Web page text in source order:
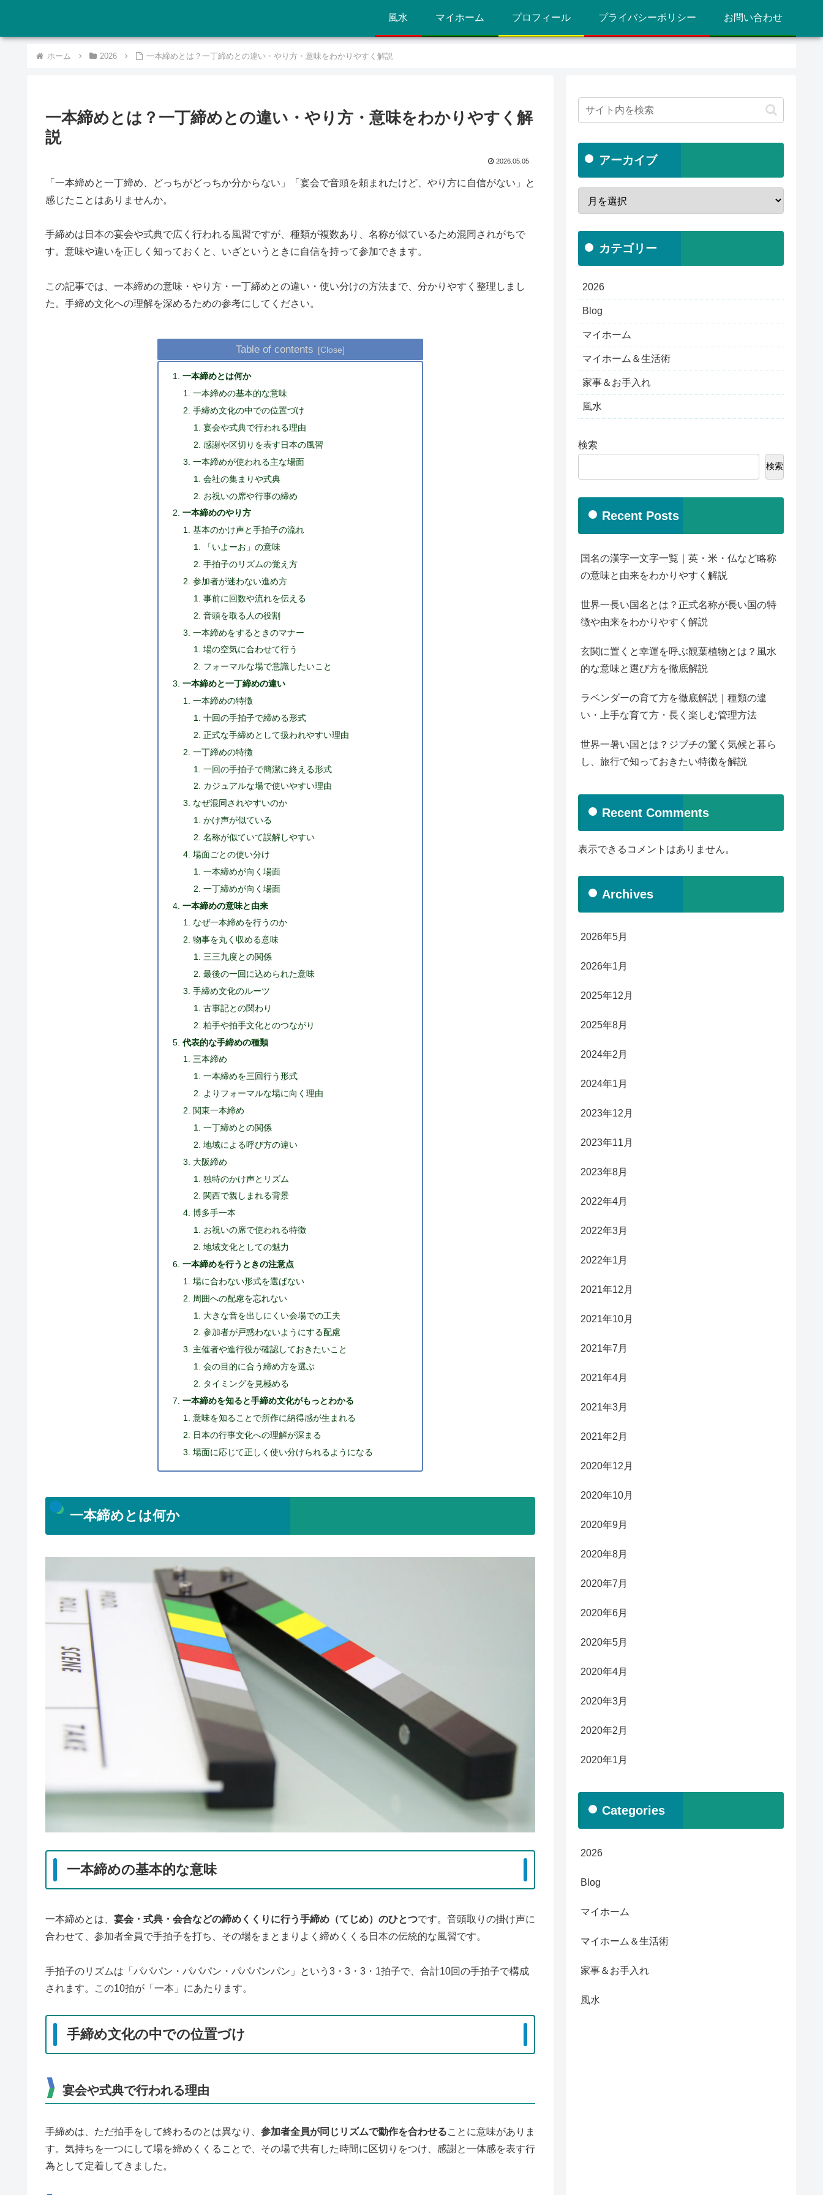
風水 マイホーム プロフィール プライバシーポリシー お問い合わせ
ホーム 2026 一本締めとは？一丁締めとの違い・やり方・意味をわかりやすく解説
一本締めとは？一丁締めとの違い・やり方・意味をわかりやすく解
説
2026.05.05
「一本締めと一丁締め、どっちがどっちか分からない」「宴会で音頭を頼まれたけど、やり方に自信がない」と
感じたことはありませんか。
手締めは日本の宴会や式典で広く行われる風習ですが、種類が複数あり、名称が似ているため混同されがちで
す。意味や違いを正しく知っておくと、いざというときに自信を持って参加できます。
この記事では、一本締めの意味・やり方・一丁締めとの違い・使い分けの方法まで、分かりやすく整理しまし
た。手締め文化への理解を深めるための参考にしてください。
Table of contents
一本締めとは何か
一本締めの基本的な意味
手締め文化の中での位置づけ
宴会や式典で行われる理由
感謝や区切りを表す日本の風習
一本締めが使われる主な場面
会社の集まりや式典
お祝いの席や行事の締め
一本締めのやり方
基本のかけ声と手拍子の流れ
「いよーお」の意味
手拍子のリズムの覚え方
参加者が迷わない進め方
事前に回数や流れを伝える
音頭を取る人の役割
一本締めをするときのマナー
場の空気に合わせて行う
フォーマルな場で意識したいこと
一本締めと一丁締めの違い
一本締めの特徴
十回の手拍子で締める形式
正式な手締めとして扱われやすい理由
一丁締めの特徴
一回の手拍子で簡潔に終える形式
カジュアルな場で使いやすい理由
なぜ混同されやすいのか
かけ声が似ている
名称が似ていて誤解しやすい
場面ごとの使い分け
一本締めが向く場面
一丁締めが向く場面
一本締めの意味と由来
なぜ一本締めを行うのか
物事を丸く収める意味
三三九度との関係
最後の一回に込められた意味
手締め文化のルーツ
古事記との関わり
柏手や拍手文化とのつながり
代表的な手締めの種類
三本締め
一本締めを三回行う形式
よりフォーマルな場に向く理由
関東一本締め
一丁締めとの関係
地域による呼び方の違い
大阪締め
独特のかけ声とリズム
関西で親しまれる背景
博多手一本
お祝いの席で使われる特徴
地域文化としての魅力
一本締めを行うときの注意点
場に合わない形式を選ばない
周囲への配慮を忘れない
大きな音を出しにくい会場での工夫
参加者が戸惑わないようにする配慮
主催者や進行役が確認しておきたいこと
会の目的に合う締め方を選ぶ
タイミングを見極める
一本締めを知ると手締め文化がもっとわかる
意味を知ることで所作に納得感が生まれる
日本の行事文化への理解が深まる
場面に応じて正しく使い分けられるようになる
一本締めとは何か
一本締めの基本的な意味
一本締めとは、 宴会・式典・会合などの締めくくりに行う手締め（てじめ）のひとつです。音頭取りの掛け声に
合わせて、参加者全員で手拍子を打ち、その場をまとまりよく締めくくる日本の伝統的な風習です。
手拍子のリズムは「パパパン・パパパン・パパパンパン」という3・3・3・1拍子で、合計10回の手拍子で構成
されます。この10拍が「一本」にあたります。
手締め文化の中での位置づけ
宴会や式典で行われる理由
手締めは、ただ拍手をして終わるのとは異なり、 参加者全員が同じリズムで動作を合わせることに意味がありま
す。気持ちを一つにして場を締めくくることで、その場で共有した時間に区切りをつけ、感謝と一体感を表す行
為として定着してきました。
アーカイブ
カテゴリー
2026
Blog
マイホーム
マイホーム＆生活術
家事＆お手入れ
風水
検索
検索
Recent Posts
国名の漢字一文字一覧｜英・米・仏など略称
の意味と由来をわかりやすく解説
世界一長い国名とは？正式名称が長い国の特
徴や由来をわかりやすく解説
玄関に置くと幸運を呼ぶ観葉植物とは？風水
的な意味と選び方を徹底解説
ラベンダーの育て方を徹底解説｜種類の違
い・上手な育て方・長く楽しむ管理方法
世界一暑い国とは？ジブチの驚く気候と暮ら
し、旅行で知っておきたい特徴を解説
Recent Comments
表示できるコメントはありません。
Archives
2026年5月
2026年1月
2025年12月
2025年8月
2024年2月
2024年1月
2023年12月
2023年11月
2023年8月
2022年4月
2022年3月
2022年1月
2021年12月
2021年10月
2021年7月
2021年4月
2021年3月
2021年2月
2020年12月
2020年10月
2020年9月
2020年8月
2020年7月
2020年6月
2020年5月
2020年4月
2020年3月
2020年2月
2020年1月
Categories
2026
Blog
マイホーム
マイホーム＆生活術
家事＆お手入れ
風水